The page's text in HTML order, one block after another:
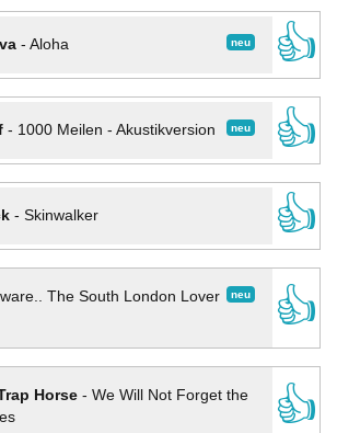
neu
- Aloha
👍
neu
- 1000 Meilen - Akustikversion
👍
- Skinwalker
👍
neu
The South London Lover
👍
Horse- We Will Not Forget the
👍